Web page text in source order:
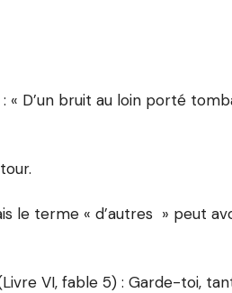
« D’un bruit au loin porté
le terme « d’autres » peut
VI, fable 5) : Garde-toi,